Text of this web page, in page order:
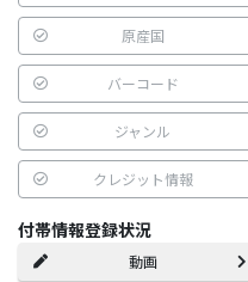
原産国
バーコード
ジャンル
クレジット情報
付帯情報登録状況
動画